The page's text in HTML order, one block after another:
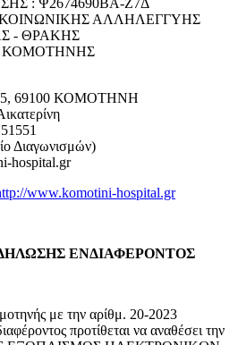
ΑΛΛΗΛΕΓΓΥΗΣ
- ΘΡΑΚΗΣ
ΚΟΜΟΤΗΝΗΣ
45, 69100 ΚΟΜΟΤΗΝΗ
Διαγωνισμών)
hospital.gr
www.komotini-hospital.gr
ΕΝΔΙΑΦΕΡΟΝΤΟΣ
με την αρίθμ. 20-2023
προτίθεται να αναθέσει την